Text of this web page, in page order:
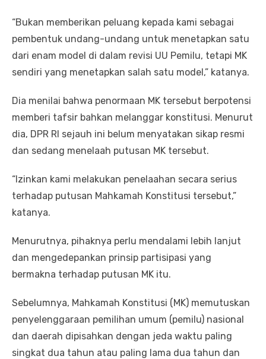
“Bukan memberikan peluang kepada kami sebagai
pembentuk undang-undang untuk menetapkan satu
dari enam model di dalam revisi UU Pemilu, tetapi MK
sendiri yang menetapkan salah satu model,” katanya.
Dia menilai bahwa penormaan MK tersebut berpotensi
memberi tafsir bahkan melanggar konstitusi. Menurut
dia, DPR RI sejauh ini belum menyatakan sikap resmi
dan sedang menelaah putusan MK tersebut.
“Izinkan kami melakukan penelaahan secara serius
terhadap putusan Mahkamah Konstitusi tersebut,”
katanya.
Menurutnya, pihaknya perlu mendalami lebih lanjut
dan mengedepankan prinsip partisipasi yang
bermakna terhadap putusan MK itu.
Sebelumnya, Mahkamah Konstitusi (MK) memutuskan
penyelenggaraan pemilihan umum (pemilu) nasional
dan daerah dipisahkan dengan jeda waktu paling
singkat dua tahun atau paling lama dua tahun dan